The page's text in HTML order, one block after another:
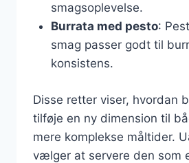
smagsoplevelse.
Burrata med pesto:
smag passer godt til
konsistens.
Disse retter viser, hvordan
tilføje en ny dimension til
mere komplekse måltider.
vælger at servere den som